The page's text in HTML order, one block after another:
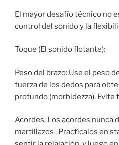
El mayor desafío técnico no
control del sonido y la
Toque (El sonido flotante):
Peso del brazo: Use el peso
fuerza de los dedos para
profundo (morbidezza). Evite
Acordes: Los acordes nunca
martillazos . Practícalos en